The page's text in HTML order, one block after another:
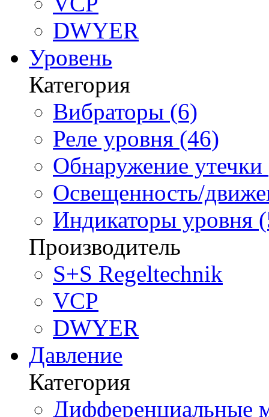
DWYER
Уровень
Категория
Вибраторы (6)
Реле уровня (46)
Обнаружение утечки
Освещенность/
Индикаторы уровня
Производитель
S+S Regeltechnik
VCP
DWYER
Давление
Категория
Дифференциальные